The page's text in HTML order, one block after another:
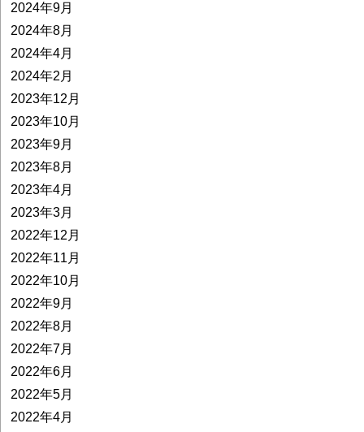
2024年9月
2024年8月
2024年4月
2024年2月
2023年12月
2023年10月
2023年9月
2023年8月
2023年4月
2023年3月
2022年12月
2022年11月
2022年10月
2022年9月
2022年8月
2022年7月
2022年6月
2022年5月
2022年4月